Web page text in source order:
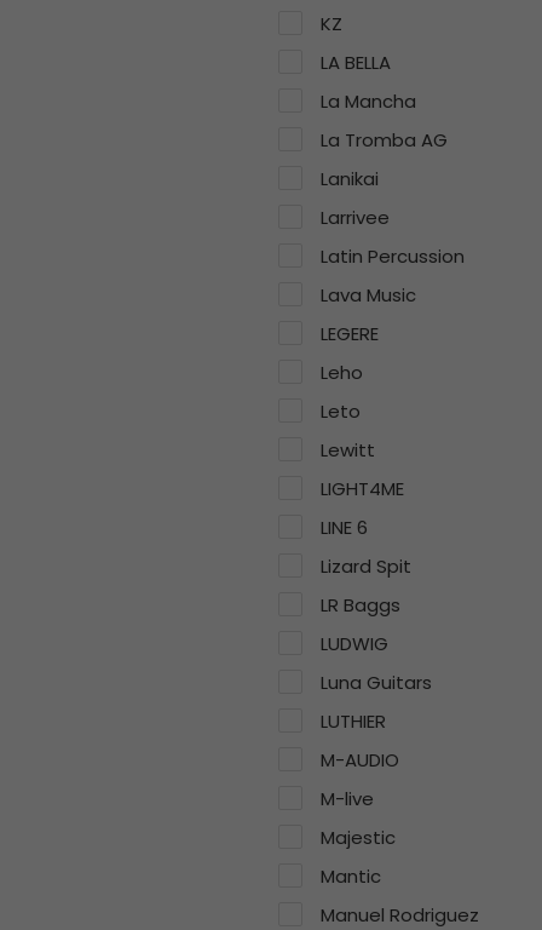
KZ
LA BELLA
La Mancha
La Tromba AG
Lanikai
Larrivee
Latin Percussion
Lava Music
LEGERE
Leho
Leto
Lewitt
LIGHT4ME
LINE 6
Lizard Spit
LR Baggs
LUDWIG
Luna Guitars
LUTHIER
M-AUDIO
M-live
Majestic
Mantic
Manuel Rodriguez